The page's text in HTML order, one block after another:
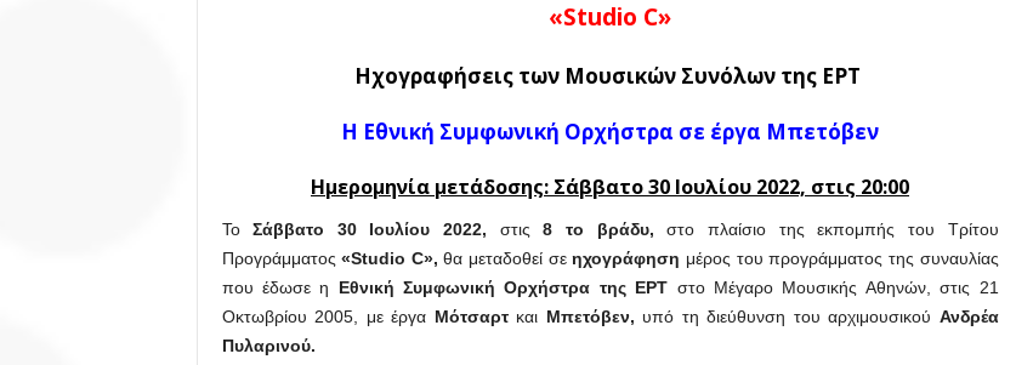
«Studio C»
Ηχογραφήσεις των Μουσικών Συνόλων της ΕΡΤ
Η Εθνική Συμφωνική Ορχήστρα σε έργα Μπετόβεν
Ημερομηνία μετάδοσης: Σάββατο 30 Ιουλίου 2022, στις 20:00
ΤοΣάββατο 30 Ιουλίου 2022, στις8 το βράδυ, στο πλαίσιο της εκπομπής του Τρίτου
Προγράμματος«Studio C», θα μεταδοθεί σεηχογράφηση μέρος του προγράμματος της συναυλίας
που έδωσε η Εθνική Συμφωνική Ορχήστρα της ΕΡΤ στο Μέγαρο Μουσικής Αθηνών, στις 21
Οκτωβρίου 2005, με έργα Μότσαρτ και Μπετόβεν, υπό τη διεύθυνση του αρχιμουσικού Ανδρέα
Πυλαρινού.